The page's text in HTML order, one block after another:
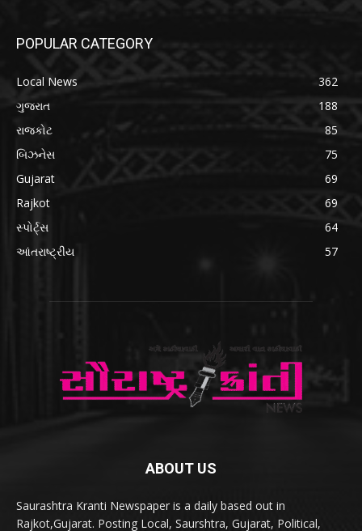
POPULAR CATEGORY
Local News
362
ગુજરાત
188
રાજકોટ
85
બિઝનેસ
75
Gujarat
69
Rajkot
69
સ્પોર્ટ્સ
64
આંતરાષ્ટ્રીય
57
ABOUT US
Saurashtra Kranti Newspaper is a daily based out in
Rajkot,Gujarat. Posting Local, Saurshtra, Gujarat, Political,